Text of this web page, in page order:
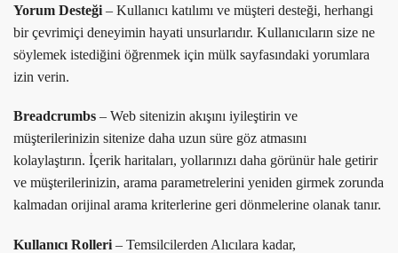
Yorum Desteği – Kullanıcı katılımı ve müşteri desteği, herhangi
bir çevrimiçi deneyimin hayati unsurlarıdır. Kullanıcıların size ne
söylemek istediğini öğrenmek için mülk sayfasındaki yorumlara
izin verin.
Breadcrumbs – Web sitenizin akışını iyileştirin ve
müşterilerinizin sitenize daha uzun süre göz atmasını
kolaylaştırın. İçerik haritaları, yollarınızı daha görünür hale getirir
ve müşterilerinizin, arama parametrelerini yeniden girmek zorunda
kalmadan orijinal arama kriterlerine geri dönmelerine olanak tanır.
Kullanıcı Rolleri – Temsilcilerden Alıcılara kadar,